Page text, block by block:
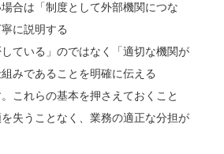
合は「制度として外部機関につな
に説明する
している」のではなく「適切な機関が
みであることを明確に伝える
これらの基本を押さえておくこと
失うことなく、業務の適正な分担が